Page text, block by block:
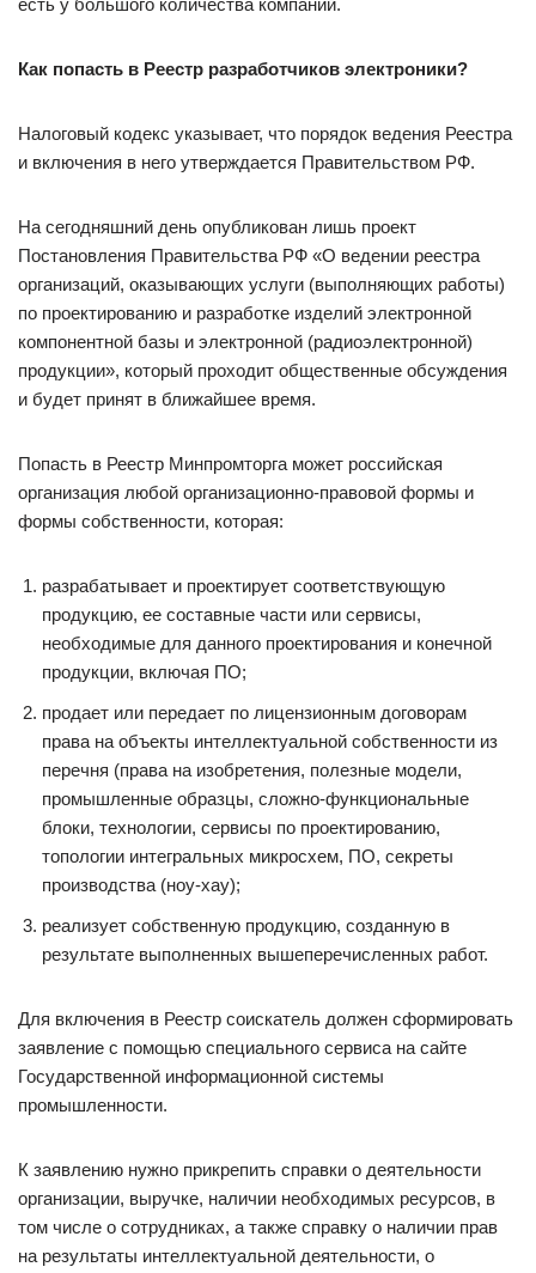
есть у большого количества компаний.
Как попасть в Реестр разработчиков электроники?
Налоговый кодекс указывает, что порядок ведения Реестра
и включения в него утверждается Правительством РФ.
На сегодняшний день опубликован лишь проект
Постановления Правительства РФ «О ведении реестра
организаций, оказывающих услуги (выполняющих работы)
по проектированию и разработке изделий электронной
компонентной базы и электронной (радиоэлектронной)
продукции», который проходит общественные обсуждения
и будет принят в ближайшее время.
Попасть в Реестр Минпромторга может российская
организация любой организационно-правовой формы и
формы собственности, которая:
разрабатывает и проектирует соответствующую
продукцию, ее составные части или сервисы,
необходимые для данного проектирования и конечной
продукции, включая ПО;
продает или передает по лицензионным договорам
права на объекты интеллектуальной собственности из
перечня (права на изобретения, полезные модели,
промышленные образцы, сложно-функциональные
блоки, технологии, сервисы по проектированию,
топологии интегральных микросхем, ПО, секреты
производства (ноу-хау);
реализует собственную продукцию, созданную в
результате выполненных вышеперечисленных работ.
Для включения в Реестр соискатель должен сформировать
заявление с помощью специального сервиса на сайте
Государственной информационной системы
промышленности.
К заявлению нужно прикрепить справки о деятельности
организации, выручке, наличии необходимых ресурсов, в
том числе о сотрудниках, а также справку о наличии прав
на результаты интеллектуальной деятельности, о